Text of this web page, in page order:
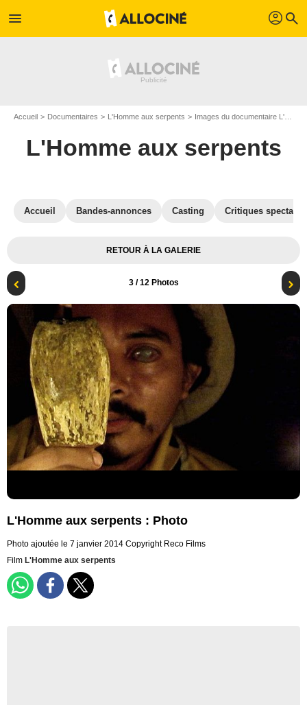
menu profil search
Accueil Documentaires L'Homme aux serpents Images du documentaire L'Homme aux serpents
L'Homme aux serpents
Accueil Bandes-annonces Casting Critiques
RETOUR À LA GALERIE
3/ 12 Photos
L'Homme aux serpents : Photo
Photo ajoutée le 7 janvier 2014 Copyright Reco Films
Film L'Homme aux serpents